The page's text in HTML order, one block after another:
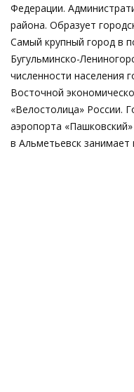
Федерации.
района. Образует
Самый крупный город в
Бугульминско-
численности населения
Восточной
«Велостолица» России.
аэропорта
в Альметьевск занимает